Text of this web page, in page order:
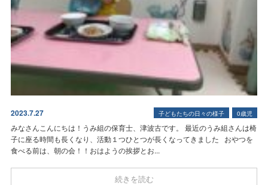
2023.7.27 0歳児
子どもたちの日々の様子
みなさんこんにちは！うみ組の保育士、津波古です。 最近のうみ組さんは椅
子に座る時間も長くなり、活動１つひとつが長くなってきました おやつを
食べる前は、朝の会！！おはようの挨拶とお...
続きを読む